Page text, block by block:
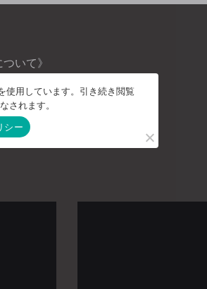
いて》
シー
使用しています。引き続き閲覧
されます。
シー